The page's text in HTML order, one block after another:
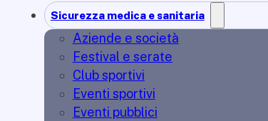
Sicurezza medica e sanitaria
Aziende e società
Festival e serate
Club sportivi
Eventi sportivi
Eventi pubblici